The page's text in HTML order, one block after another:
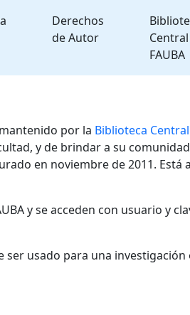
Derechos
de Autor
Central
FAUBA
por la Biblioteca Central
y de brindar a su
en noviembre de 2011. Está
y se acceden con usuario y
usado para una investigación